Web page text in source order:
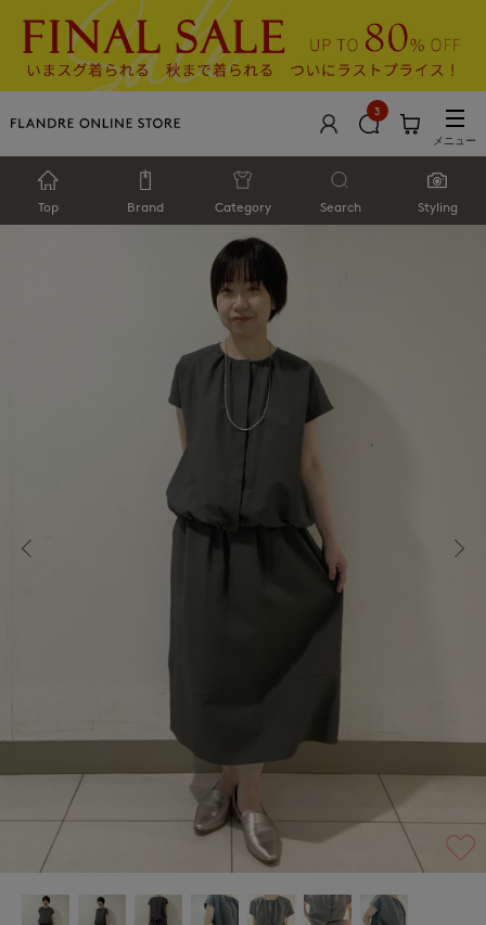
3
メニュー
Top Brand Category Search Styling